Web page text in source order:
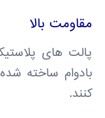
مقاومت بالا
پالت های
بادوام ساخته
کنند.